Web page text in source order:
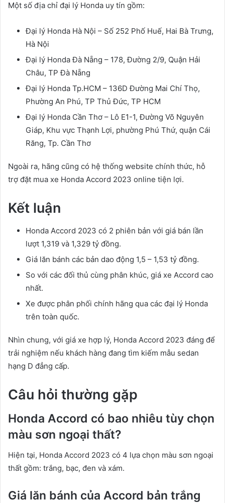
Một số địa chỉ đại lý Honda uy tín gồm:
Đại lý Honda Hà Nội – Số 252 Phố Huế, Hai Bà Trưng,
Hà Nội
Đại lý Honda Đà Nẵng – 178, Đường 2/9, Quận Hải
Châu, TP Đà Nẵng
Đại lý Honda Tp.HCM – 136D Đường Mai Chí Thọ,
Phường An Phú, TP Thủ Đức, TP HCM
Đại lý Honda Cần Thơ – Lô E1-1, Đường Võ Nguyên
Giáp, Khu vực Thạnh Lợi, phường Phú Thứ, quận Cái
Răng, Tp. Cần Thơ
Ngoài ra, hãng cũng có hệ thống website chính thức, hỗ
trợ đặt mua xe Honda Accord 2023 online tiện lợi.
Kết luận
Honda Accord 2023 có 2 phiên bản với giá bán lần
lượt 1,319 và 1,329 tỷ đồng.
Giá lăn bánh các bản dao động 1,5 – 1,53 tỷ đồng.
So với các đối thủ cùng phân khúc, giá xe Accord cao
nhất.
Xe được phân phối chính hãng qua các đại lý Honda
trên toàn quốc.
Nhìn chung, với giá xe hợp lý, Honda Accord 2023 đáng để
trải nghiệm nếu khách hàng đang tìm kiếm mẫu sedan
hạng D đẳng cấp.
Câu hỏi thường gặp
Honda Accord có bao nhiêu tùy chọn
màu sơn ngoại thất?
Hiện tại, Honda Accord 2023 có 4 lựa chọn màu sơn ngoại
thất gồm: trắng, bạc, đen và xám.
Giá lăn bánh của Accord bản trắng